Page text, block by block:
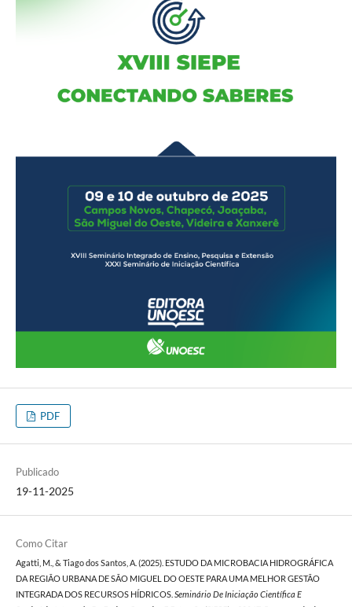
PDF
Publicado
19-11-2025
Como Citar
Agatti, M., & Tiago dos Santos, A. (2025). ESTUDO DA MICROBACIA HIDROGRÁFICA
DA REGIÃO URBANA DE SÃO MIGUEL DO OESTE PARA UMA MELHOR GESTÃO
INTEGRADA DOS RECURSOS HÍDRICOS. Seminário De Iniciação Científica E